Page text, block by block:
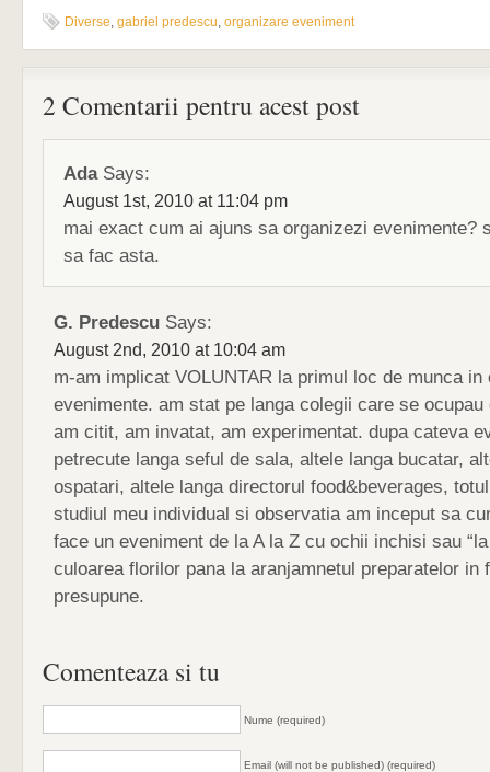
Diverse, gabriel predescu, organizare eveniment
2 Comentarii pentru acest post
AdaSays:
August 1st, 2010 at 11:04 pm
mai exact cum ai ajuns sa organizezi evenimente?
sa fac asta.
G. Predescu Says:
August 2nd, 2010 at 10:04 am
m-am implicat VOLUNTAR la primul loc de munca in
evenimente. am stat pe langa colegii care se ocupau
am citit, am invatat, am experimentat. dupa cateva
petrecute langa seful de sala, altele langa bucatar,
ospatari, altele langa directorul food&beverages,
studiul meu individual si observatia am inceput sa
face un eveniment de la A la Z cu ochii inchisi sau
culoarea florilor pana la aranjamnetul preparatelor in
presupune.
Comenteaza si tu
Nume (required)
Email (will not be published) (required)